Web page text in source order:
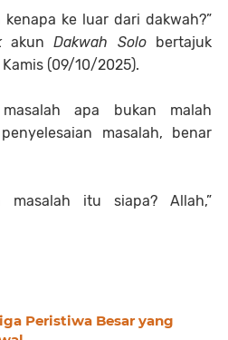
kenapa ke luar dari dakwah?”
akunDakwah Solobertajuk
Kamis (09/10/2025).
apa bukan malah
masalah, benar
masalah itu siapa? Allah,”
Peristiwa Besar yang